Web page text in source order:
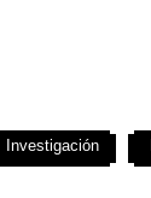
Investigación